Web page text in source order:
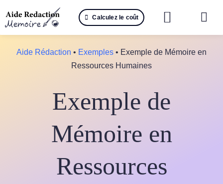
au
contenu
Calculez le coût
Aide Rédaction • Exemples • Exemple de Mémoire en
Ressources Humaines
Exemple de
Mémoire en
Ressources